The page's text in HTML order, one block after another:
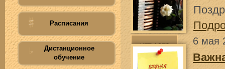
Расписания
Дистанционное
обучение
6 мая